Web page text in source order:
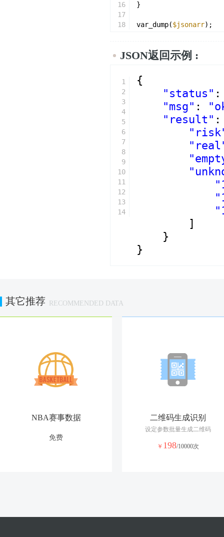
16
17
18
}
var_dump($jsonarr);
JSON返回示例 :
1
2
3
4
5
6
7
8
9
10
11
12
13
14
{
"status" :
"msg" :
"result"
]
}
}
其它推荐 RECOMMENDED DATA
NBA赛事数据
免费
二维码生成识别
设定参数批量生成二维码
￥ 198/10000次